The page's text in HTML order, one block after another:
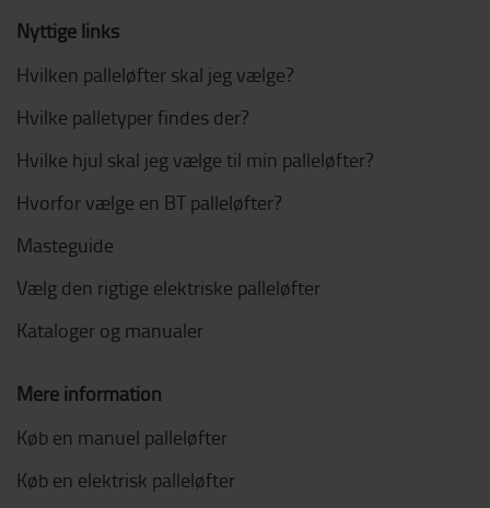
Nyttige links
Hvilken palleløfter skal jeg vælge?
Hvilke palletyper findes der?
Hvilke hjul skal jeg vælge til min palleløfter?
Hvorfor vælge en BT palleløfter?
Masteguide
Vælg den rigtige elektriske palleløfter
Kataloger og manualer
Mere information
Køb en manuel palleløfter
Køb en elektrisk palleløfter